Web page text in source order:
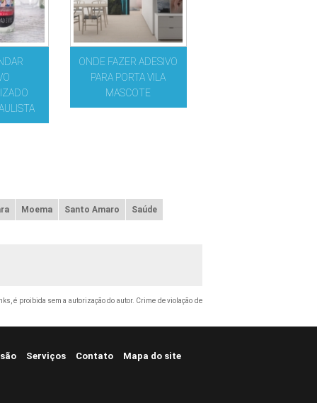
ONDE FAZER ADESIVO
PARA PORTA VILA
MASCOTE
Moema Santo Amaro Saúde
é proibida sem a autorização do autor. Crime de violação de
Serviços Contato Mapa do site